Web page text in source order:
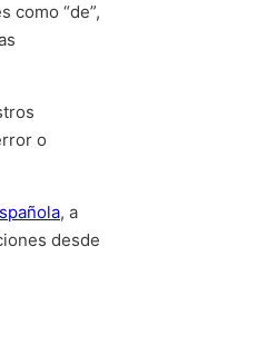
como “de”,
o
, a
desde